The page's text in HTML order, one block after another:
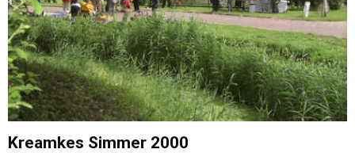
Kreamkes Simmer 2000